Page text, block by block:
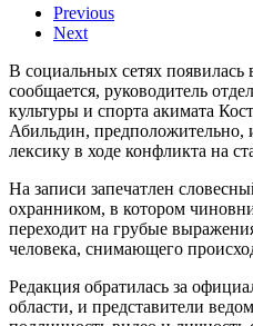
Previous
Next
В социальных сетях появилась
сообщается, руководитель
культуры и спорта акимата
Абильдин, предположительно,
лексику в ходе конфликта на
На записи запечатлен
охранником, в котором
переходит на грубые
человека, снимающего
Редакция обратилась за
области, и представители